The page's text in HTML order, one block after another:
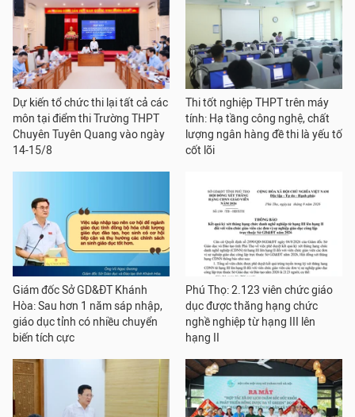
Dự kiến tổ chức thi lại tất cả các
môn tại điểm thi Trường THPT
Chuyên Tuyên Quang vào ngày
14-15/8
Thi tốt nghiệp THPT trên máy
tính: Hạ tầng công nghệ, chất
lượng ngân hàng đề thi là yếu tố
cốt lõi
Giám đốc Sở GD&ĐT Khánh
Hòa: Sau hơn 1 năm sáp nhập,
giáo dục tỉnh có nhiều chuyển
biến tích cực
Phú Thọ: 2.123 viên chức giáo
dục được thăng hạng chức
nghề nghiệp từ hạng III lên
hạng II